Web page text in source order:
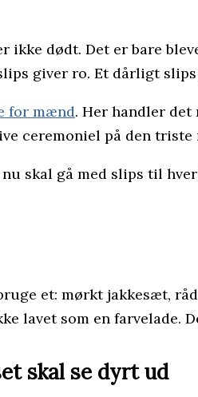
dødt. Det er bare
giver ro. Et dårligt
for mænd. Her handler
ceremoniel på den triste
skal gå med slips til
et: mørkt jakkesæt,
lavet som en farvelade.
skal se dyrt ud